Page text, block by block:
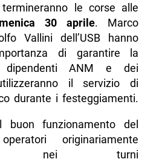
le corse alle
30 aprile. Marco
Vallini dell’USB hanno
di garantire la
ANM e dei
il servizio di
durante i festeggiamenti.
buon funzionamento del
originariamente
nei turni